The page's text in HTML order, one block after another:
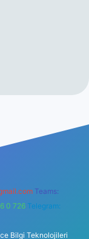
Teams:
0 726 Telegram:
Bilgi Teknolojileri